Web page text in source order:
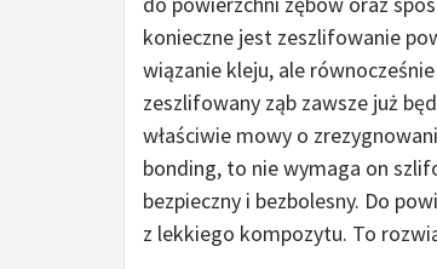
konieczne jest zeszlifowanie
wiązanie kleju, ale
zeszlifowany ząb zawsze już
właściwie mowy o
bonding, to nie wymaga on
bezpieczny i bezbolesny. Do
z lekkiego kompozytu. To